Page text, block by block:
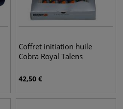
Coffret initiation huile
Cobra Royal Talens
42,50 €